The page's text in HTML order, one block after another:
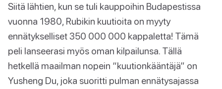
Siitä lähtien, kun se tuli kauppoihin Budapestissa
vuonna 1980, Rubikin kuutioita on myyty
ennätykselliset 350 000 000 kappaletta! Tämä
peli lanseerasi myös oman kilpailunsa. Tällä
hetkellä maailman nopein “kuutionkääntäjä” on
Yusheng Du, joka suoritti pulman ennätysajassa